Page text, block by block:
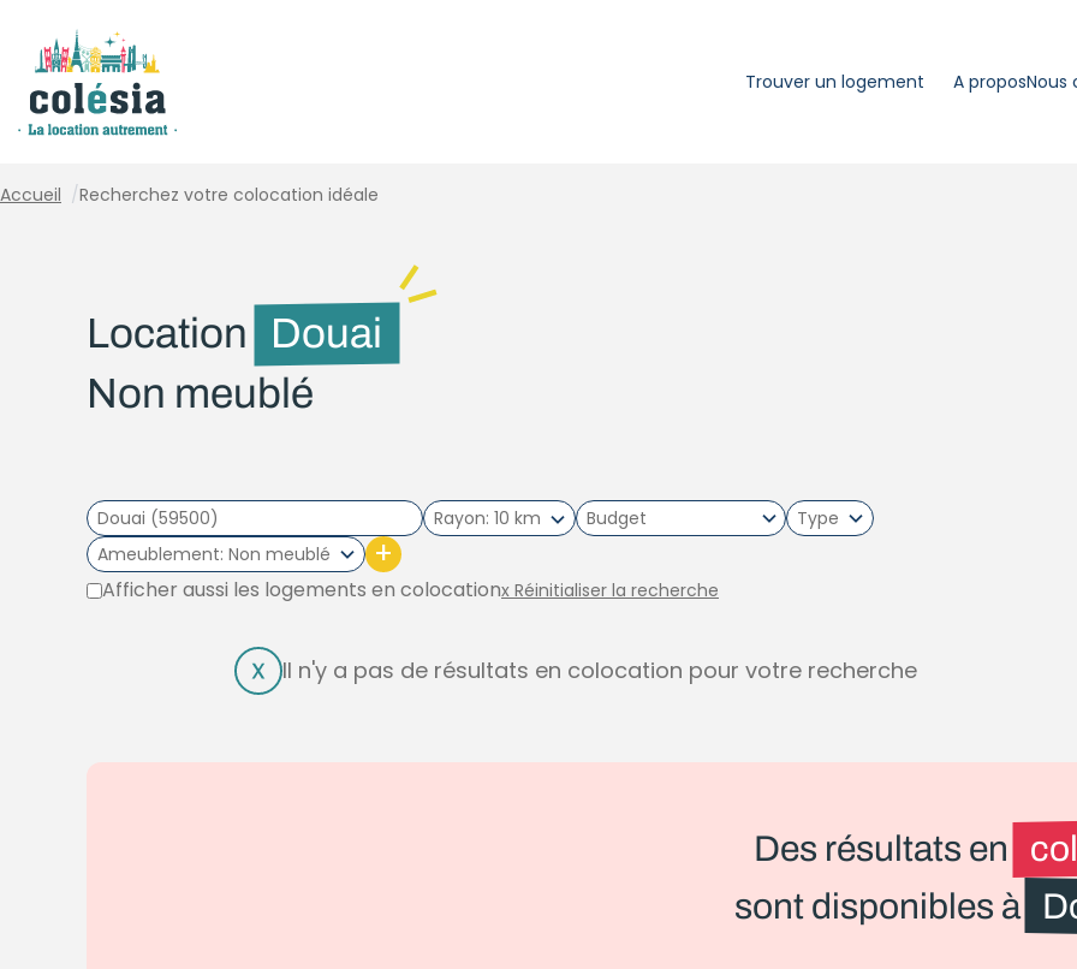
Trouver un logement A proposNous
Accueil /Recherchez votre colocation idéale
Location
Douai
Non meublé
Rayon 10 km
Type
Ameublement Non meublé +
Afficher aussi les logements en colocationx Réinitialiser la recherche
Il n'y a pas de résultats en colocation pour votre recherche
Des résultats en
sont disponibles à